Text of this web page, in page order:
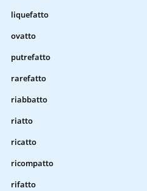
liquefatto
ovatto
putrefatto
rarefatto
riabbatto
riatto
ricatto
ricompatto
rifatto